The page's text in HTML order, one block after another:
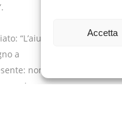
Accetta
“L’aiuto
a
non
ci